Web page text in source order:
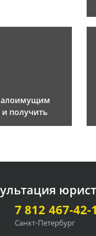
получить
7 812 467-42-
Санкт-Петербург